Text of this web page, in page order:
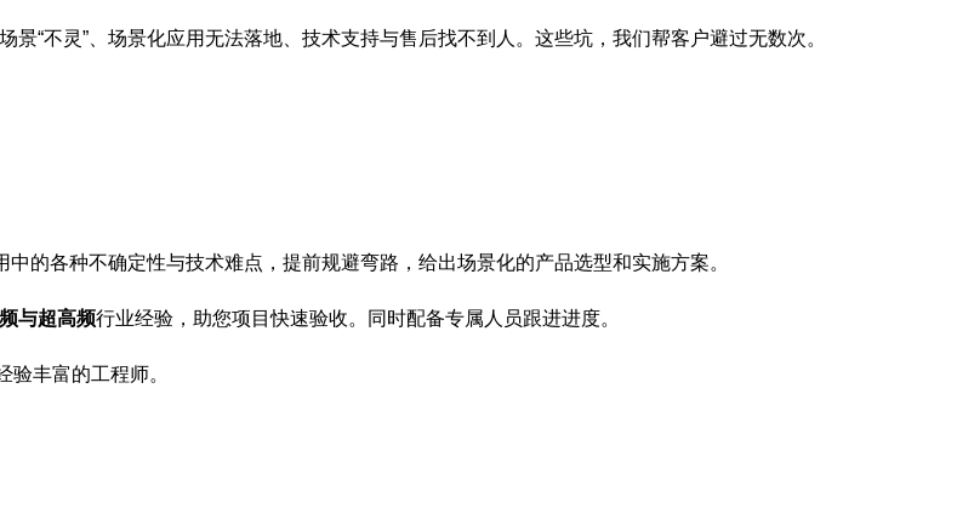
景“不灵”、场景化应用无法落地、技术支持与售后找不到人。这些坑，我们帮客户避过无数次。
中的各种不确定性与技术难点，提前规避弯路，给出场景化的产品选型和实施方案。
与超高频行业经验，助您项目快速验收。同时配备专属人员跟进进度。
验丰富的工程师。